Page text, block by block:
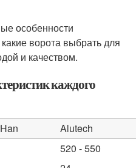
особенности
ворота выбрать для
и качеством.
каждого
Alutech
520 - 550